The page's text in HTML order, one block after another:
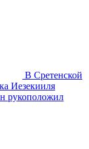
В Сретенской
Иезекииля
рукоположил